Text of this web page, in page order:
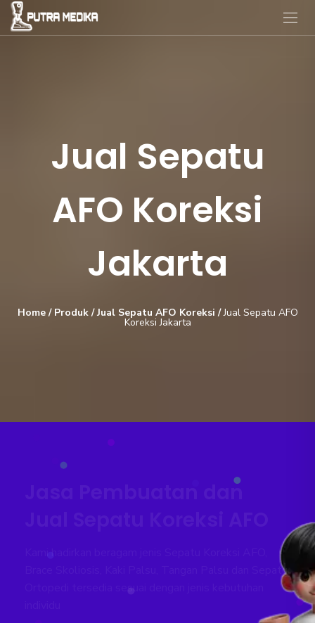
Jual Sepatu
AFO Koreksi
Jakarta
Home/ Produk/Jual Sepatu AFO Koreksi /Jual Sepatu AFO
Koreksi Jakarta
Jasa Pembuatan dan
Kami hadirkan beragam jenis Sepatu Koreksi AFO,
Brace Skoliosis, Kaki Palsu, Tangan Palsu dan Sepatu
Ortopedi tersedia sesuai dengan jenis kebutuhan